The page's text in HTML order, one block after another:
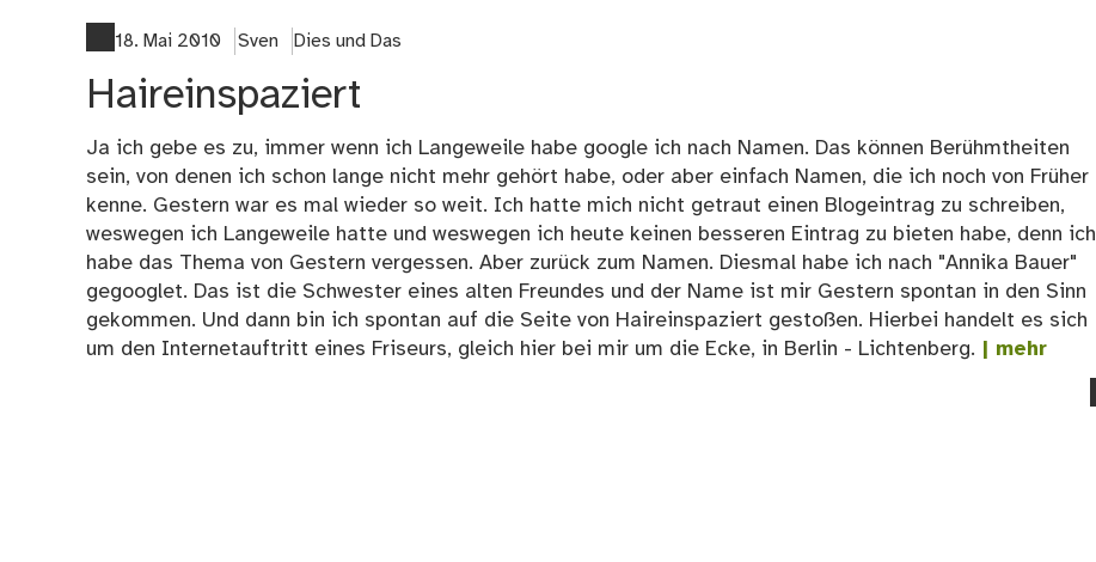
18. Mai 2010 Sven Dies und Das
Haireinspaziert
Ja ich gebe es zu, immer wenn ich Langeweile habe google ich nach Namen. Das können Berühmtheiten
sein, von denen ich schon lange nicht mehr gehört habe, oder aber einfach Namen, die ich noch von Früher
kenne. Gestern war es mal wieder so weit. Ich hatte mich nicht getraut einen Blogeintrag zu schreiben,
weswegen ich Langeweile hatte und weswegen ich heute keinen besseren Eintrag zu bieten habe, denn ich
habe das Thema von Gestern vergessen. Aber zurück zum Namen. Diesmal habe ich nach "Annika Bauer"
gegooglet. Das ist die Schwester eines alten Freundes und der Name ist mir Gestern spontan in den Sinn
gekommen. Und dann bin ich spontan auf die Seite von Haireinspaziert gestoßen. Hierbei handelt es sich
um den Internetauftritt eines Friseurs, gleich hier bei mir um die Ecke, in Berlin - Lichtenberg. | mehr